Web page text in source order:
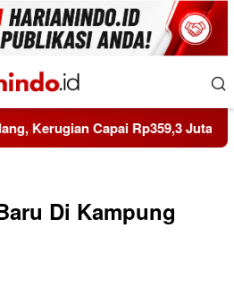
Capai Rp359,3 Juta Riau
Di Kampung